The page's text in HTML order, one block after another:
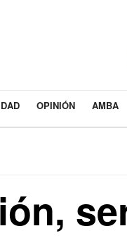
OPINIÓN AMBA